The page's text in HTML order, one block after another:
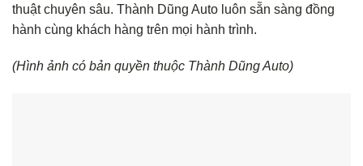
thuật chuyên sâu. Thành Dũng Auto luôn sẵn sàng đồng
hành cùng khách hàng trên mọi hành trình.
(Hình ảnh có bản quyền thuộc Thành Dũng Auto)